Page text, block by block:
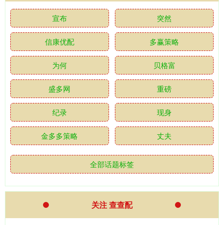
宣布 突然
信康优配 多赢策略
为何 贝格富
盛多网 重磅
纪录 现身
金多多策略 丈夫
全部话题标签
关注 查查配